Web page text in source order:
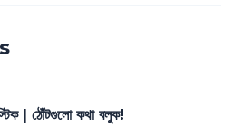
| ঠোঁটগুলো কথা বলুক!